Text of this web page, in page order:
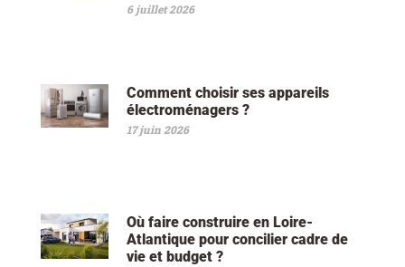
6 juillet 2026
Comment choisir ses appareils
électroménagers ?
17 juin 2026
Où faire construire en Loire-
Atlantique pour concilier cadre de
vie et budget ?